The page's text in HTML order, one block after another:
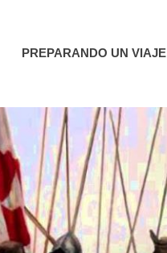
PREPARANDO UN VIAJE